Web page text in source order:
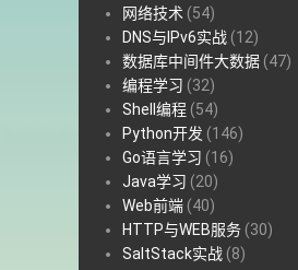
网络技术 (54)
DNS与IPv6实战 (12)
数据库中间件大数据 (47)
编程学习 (32)
Shell编程 (54)
Python开发 (146)
Go语言学习 (16)
Java学习 (20)
Web前端 (40)
HTTP与WEB服务 (30)
SaltStack实战 (8)